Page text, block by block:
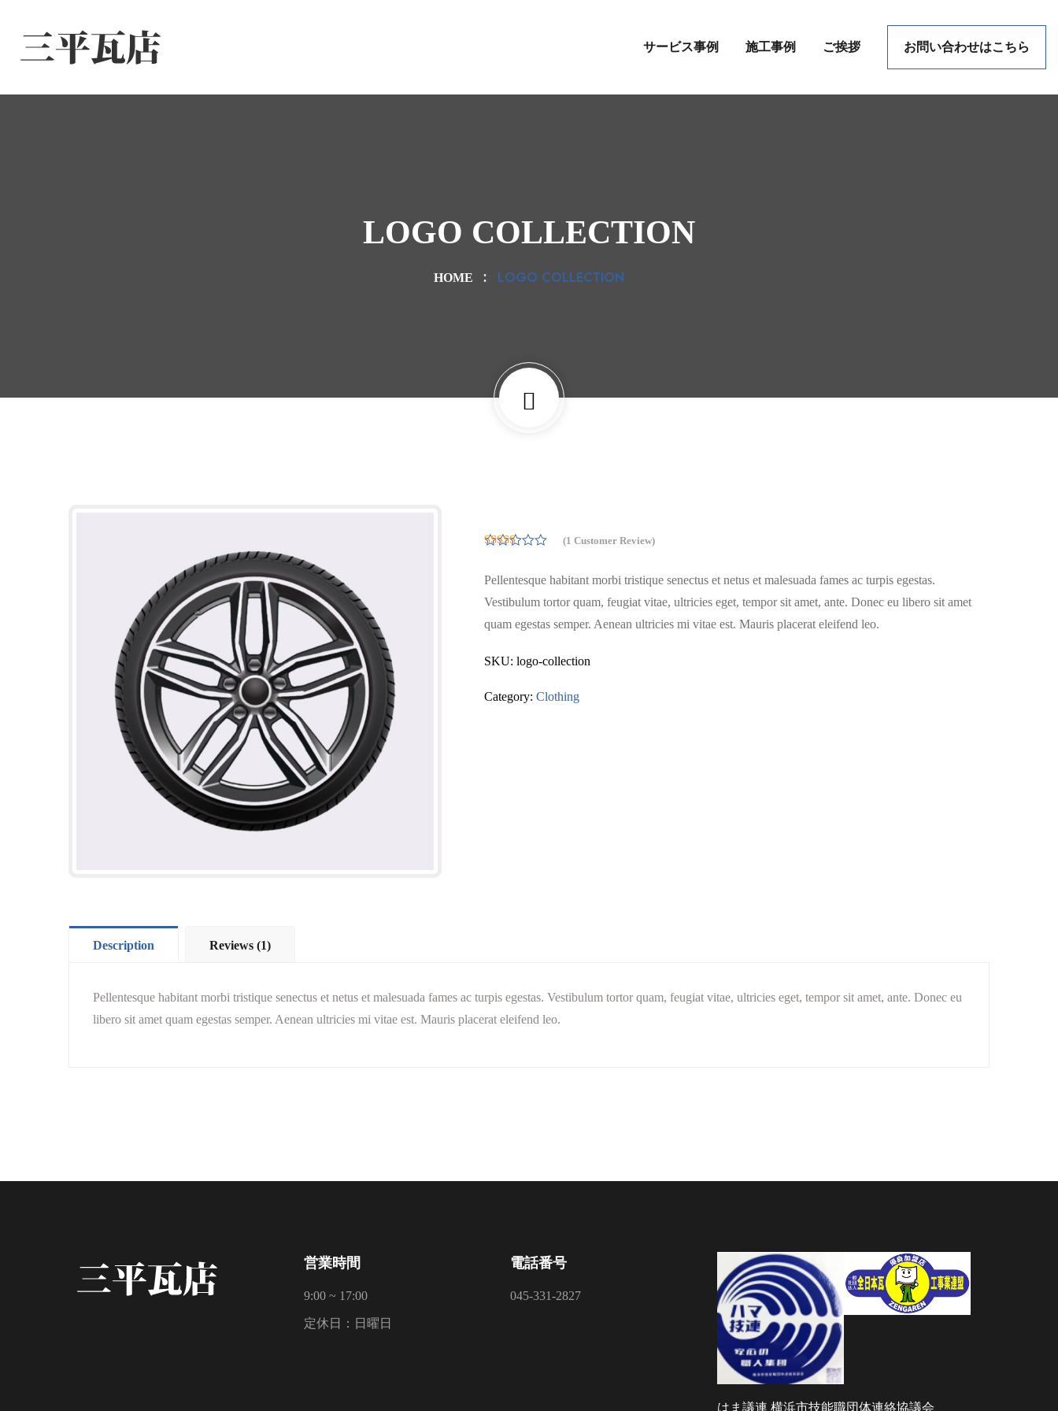
サービス事例 施工事例 ご挨拶 お問い合わせはこちら
LOGO COLLECTION
HOME LOGO COLLECTION
based on
rating
(1 Customer Review)
Pellentesque habitant morbi tristique senectus et netus et malesuada fames ac turpis egestas.
Vestibulum tortor quam, feugiat vitae, ultricies eget, tempor sit amet, ante. Donec eu libero sit amet
quam egestas semper. Aenean ultricies mi vitae est. Mauris placerat eleifend leo.
SKU: logo-collection
Category: Clothing
Description Reviews (1)
Pellentesque habitant morbi tristique senectus et netus et malesuada fames ac turpis egestas. Vestibulum tortor quam, feugiat vitae, ultricies eget, tempor sit amet, ante. Donec eu
libero sit amet quam egestas semper. Aenean ultricies mi vitae est. Mauris placerat eleifend leo.
営業時間
9:00 ~ 17:00
定休日：日曜日
電話番号
045-331-2827
はま議連 横浜市技能職団体連絡協議会